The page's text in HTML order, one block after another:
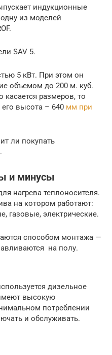
индукционные
из моделей
SAV 5.
5 кВт. При этом он
объемом до 200 м. куб.
касается размеров, то
высота – 640 мм при
ли покупать
и минусы
нагрева теплоносителя.
на котором работают:
газовые, электрические.
способом монтажа —
на полу.
дизельное
высокую
потреблении
и обслуживать.